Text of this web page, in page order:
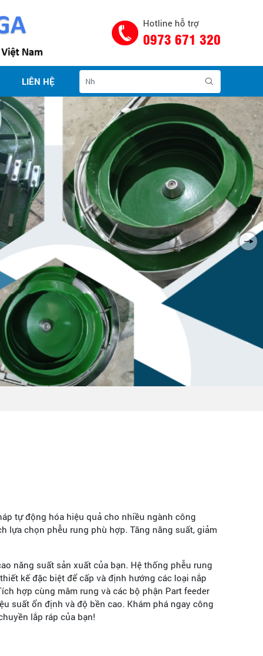
Hotline hỗ trợ
0973 671 320
LIÊN HỆ
tự động hóa hiệu quả cho nhiều ngành công
lựa chọn phễu rung phù hợp. Tăng năng suất, giảm
năng suất sản xuất của bạn. Hệ thống phễu rung
kế đặc biệt để cấp và định hướng các loại nắp
hợp cùng mâm rung và các bộ phận Part feeder
suất ổn định và độ bền cao. Khám phá ngay công
lắp ráp của bạn!